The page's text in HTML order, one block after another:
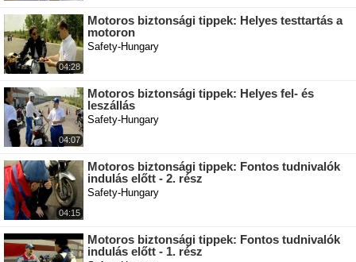
04:28
Motoros biztonsági tippek: Helyes testtartás a
motoron
Safety-Hungary
04:07
Motoros biztonsági tippek: Helyes fel- és
leszállás
Safety-Hungary
04:15
Motoros biztonsági tippek: Fontos tudnivalók
indulás előtt - 2. rész
Safety-Hungary
Motoros biztonsági tippek: Fontos tudnivalók
indulás előtt - 1. rész